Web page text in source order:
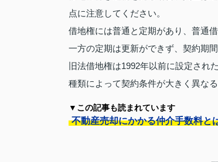
点に注意してください。
借地権には普通と定期があり、普通
一方の定期は更新ができず、契約期
旧法借地権は1992年以前に設定され
種類によって契約条件が大きく異な
▼この記事も読まれています
不動産売却にかかる仲介手数料と